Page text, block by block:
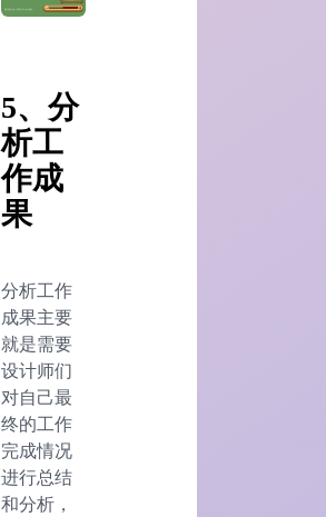
5、分
析工
作成
果
分析工作
成果主要
就是需要
设计师们
对自己最
终的工作
完成情况
进行总结
和分析，